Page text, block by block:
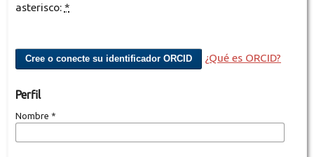
asterisco: *
Cree o conecte su identificador ORCID ¿Qué es ORCID?
Perfil
Nombre *